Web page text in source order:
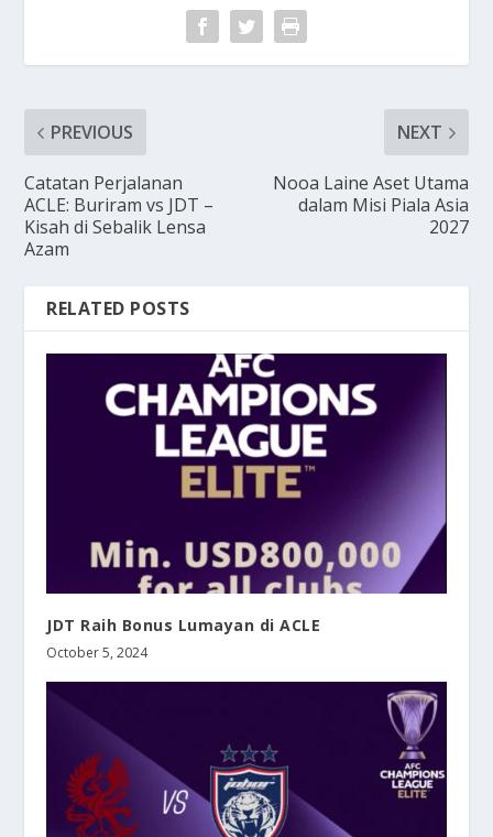
PREVIOUS
Catatan Perjalanan
ACLE: Buriram vs JDT –
Kisah di Sebalik Lensa
Azam
NEXT
Nooa Laine Aset Utama
dalam Misi Piala Asia
2027
RELATED POSTS
JDT Raih Bonus Lumayan di ACLE
October 5, 2024